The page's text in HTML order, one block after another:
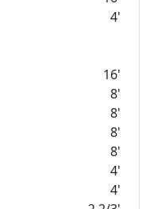
4'
16'
8'
8'
8'
8'
4'
4'